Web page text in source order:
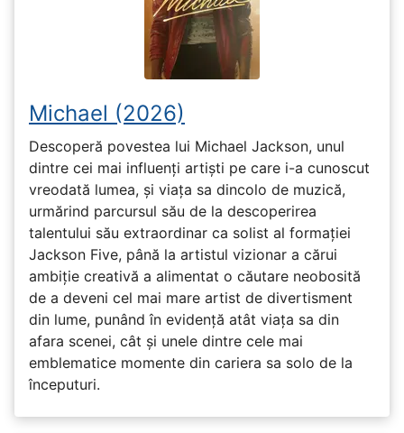
Michael (2026)
Descoperă povestea lui Michael Jackson, unul
dintre cei mai influenți artiști pe care i-a cunoscut
vreodată lumea, și viața sa dincolo de muzică,
urmărind parcursul său de la descoperirea
talentului său extraordinar ca solist al formației
Jackson Five, până la artistul vizionar a cărui
ambiție creativă a alimentat o căutare neobosită
de a deveni cel mai mare artist de divertisment
din lume, punând în evidență atât viața sa din
afara scenei, cât și unele dintre cele mai
emblematice momente din cariera sa solo de la
începuturi.